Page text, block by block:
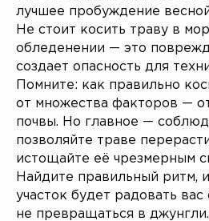
лучшее пробуждение
Не стоит косить траву в
обледенении — это
создает опасность для
Помните: как правильно
от множества факторов —
почвы. Но главное —
позволяйте траве
истощайте её чрезмерным
Найдите правильный ритм,
участок будет радовать
не превращаться в джунгли.